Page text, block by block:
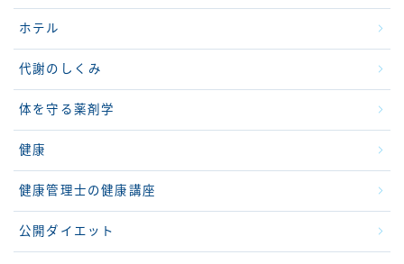
ホテル
代謝のしくみ
体を守る薬剤学
健康
健康管理士の健康講座
公開ダイエット